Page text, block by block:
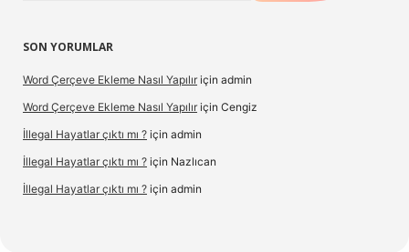
SON YORUMLAR
Word Çerçeve Ekleme Nasıl Yapılır için admin
Word Çerçeve Ekleme Nasıl Yapılır için Cengiz
İllegal Hayatlar çıktı mı ? için admin
İllegal Hayatlar çıktı mı ? için Nazlıcan
İllegal Hayatlar çıktı mı ? için admin